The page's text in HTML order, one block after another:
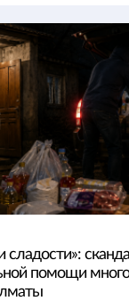
сладости»:
помощи